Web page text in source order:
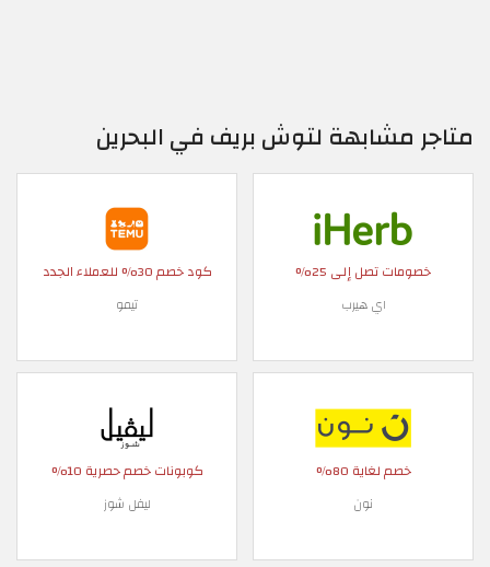
متاجر مشابهة لتوش بريف في البحرين
خصومات تصل إلى 25%
اي هيرب
كود خصم 30% للعملاء الجدد
تيمو
خصم لغاية 80%
نون
كوبونات خصم حصرية 10%
ليفل شوز